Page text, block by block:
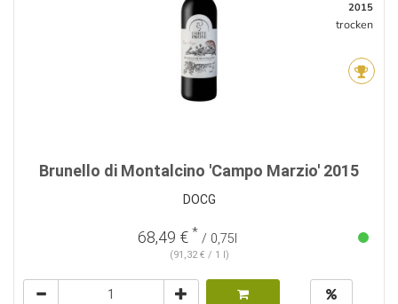
2015
trocken
Brunello di Montalcino 'Campo Marzio' 2015
DOCG
68,49 € * / 0,75l
(91,32 € / 1 l)